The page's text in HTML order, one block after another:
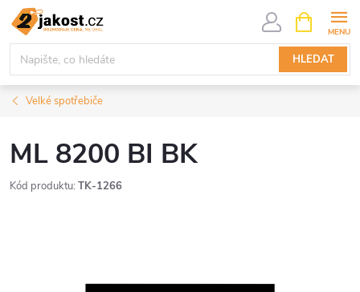
Přejít
obsah
HLEDAT
NÁKUPNÍ
KOŠÍK
Velké spotřebiče
ML 8200 BI BK
Kód produktu: TK-1266